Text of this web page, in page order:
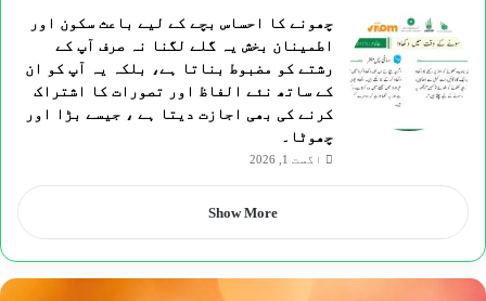
چھونے کا احساس بچے کے لیے باعث سکون اور
اطمینان بخش یہ گلے لگنا نہ صرف آپ کے
رشتے کو مضبوط بناتا ہے، بلکہ یہ آپ کو ان
کے ساتھ نئے الفاظ اور تصورات کا اشتراک
کرنے کی بھی اجازت دیتا ہے ، جیسے بڑا اور
چھوٹا۔
اگست 1, 2026
Show More